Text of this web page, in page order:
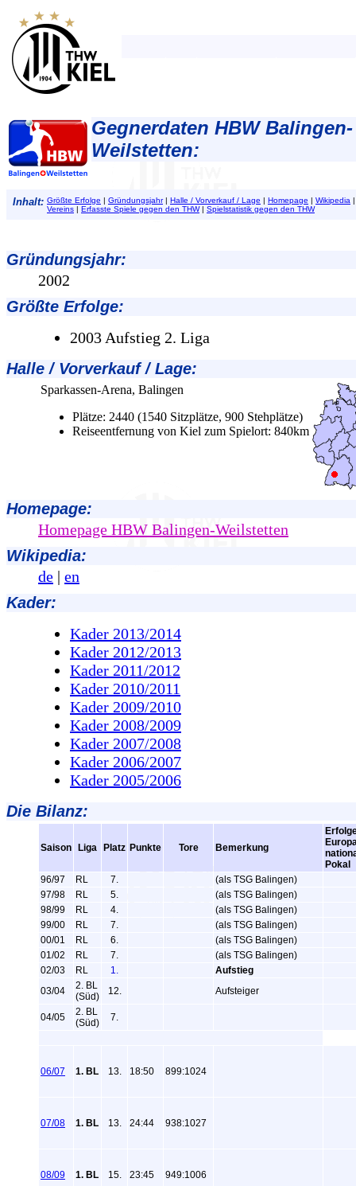
Gegnerdaten HBW Balingen-
Weilstetten:
Inhalt: Größte Erfolge | Gründungsjahr| Halle / Vorverkauf / Lage | Homepage | Wikipedia
Vereins | Erfasste Spiele gegen den THW| Spielstatistik gegen den THW
Gründungsjahr:
2002
Größte Erfolge:
2003 Aufstieg 2. Liga
Halle / Vorverkauf / Lage:
Sparkassen-Arena, Balingen
Plätze: 2440 (1540 Sitzplätze, 900 Stehplätze)
Reiseentfernung von Kiel zum Spielort: 840km
Homepage:
Homepage HBW Balingen-Weilstetten
Wikipedia:
de | en
Kader:
Kader 2013/2014
Kader 2012/2013
Kader 2011/2012
Kader 2010/2011
Kader 2009/2010
Kader 2008/2009
Kader 2007/2008
Kader 2006/2007
Kader 2005/2006
Die Bilanz:
Saison Liga Platz Punkte Tore Bemerkung
Pokal
96/97
RL 7.
(als TSG Balingen)
97/98
RL 5.
(als TSG Balingen)
98/99
RL 4.
(als TSG Balingen)
99/00
RL 7.
(als TSG Balingen)
00/01
RL 6.
(als TSG Balingen)
01/02
RL 7.
(als TSG Balingen)
02/03
RL 1.
Aufstieg
03/04
2. BL
(Süd)
12. Aufsteiger
04/05
2. BL
(Süd)
7.
06/07 1. BL 13. 18:50 899:1024
07/08 1. BL 13. 24:44 938:1027
08/09 1. BL 15. 23:45 949:1006